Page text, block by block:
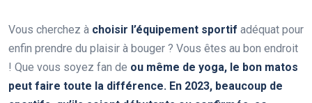
Vous cherchez à choisir l’équipement sportif adéquat pour
enfin prendre du plaisir à bouger ? Vous êtes au bon endroit
! Que vous soyez fan de ou même de yoga, le bon matos
peut faire toute la différence. En 2023, beaucoup de